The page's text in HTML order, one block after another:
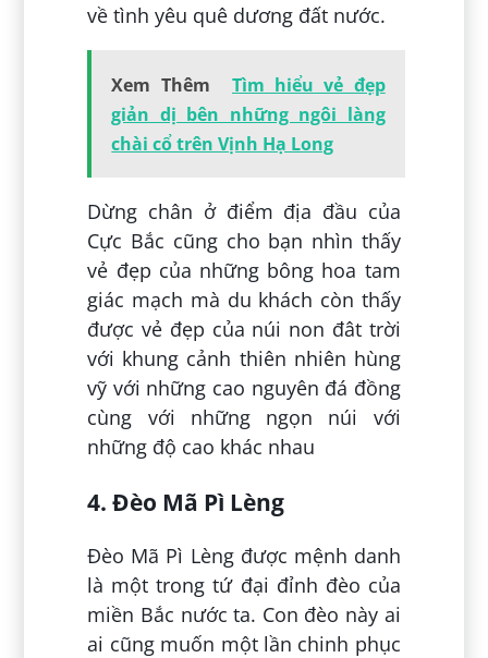
về tình yêu quê dương đất nước.
Xem Thêm
Tìm hiểu vẻ đẹp
giản dị bên những ngôi làng
chài cổ trên Vịnh Hạ Long
Dừng chân ở điểm địa đầu của
Cực Bắc cũng cho bạn nhìn thấy
vẻ đẹp của những bông hoa tam
giác mạch mà du khách còn thấy
được vẻ đẹp của núi non đât trời
với khung cảnh thiên nhiên hùng
vỹ với những cao nguyên đá đồng
cùng với những ngọn núi với
những độ cao khác nhau
4. Đèo Mã Pì Lèng
Đèo Mã Pì Lèng được mệnh danh
là một trong tứ đại đỉnh đèo của
miền Bắc nước ta. Con đèo này ai
ai cũng muốn một lần chinh phục